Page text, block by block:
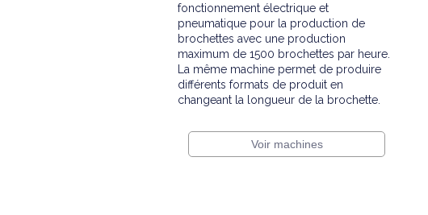
fonctionnement électrique et
pneumatique pour la production de
brochettes avec une production
maximum de 1500 brochettes par heure.
La même machine permet de produire
différents formats de produit en
changeant la longueur de la brochette.
Voir machines